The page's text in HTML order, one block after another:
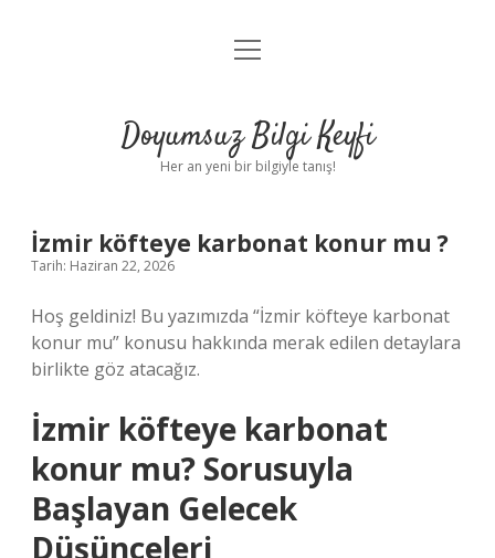
Anasayfa
Yasal Uyarı
menüyü
Doyumsuz Bilgi Keyfi
Her an yeni bir bilgiyle tanış!
İzmir köfteye karbonat konur mu ?
Tarih: Haziran 22, 2026
Hoş geldiniz! Bu yazımızda “İzmir köfteye karbonat
konur mu” konusu hakkında merak edilen detaylara
birlikte göz atacağız.
İzmir köfteye karbonat
konur mu? Sorusuyla
Başlayan Gelecek
Düşünceleri